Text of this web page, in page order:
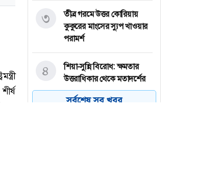
তীব্র গরমে উত্তর কোরিয়ায়
কুকুরের মাংসের স্যুপ খাওয়ার
পরামর্শ
৩
শিয়া-সুন্নি বিরোধ: ক্ষমতার
উত্তরাধিকার থেকে মতাদর্শের
বিভাজন
৪
সর্বশেষ সব খবর